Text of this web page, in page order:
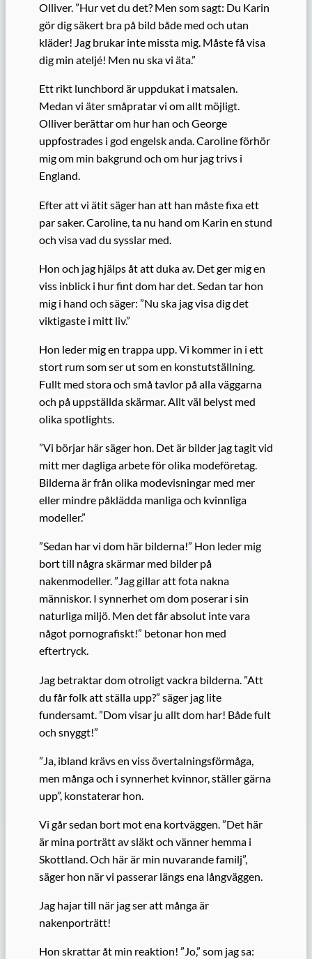
Olliver. ”Hur vet du det? Men som sagt: Du Karin
gör dig säkert bra på bild både med och utan
kläder! Jag brukar inte missta mig. Måste få visa
dig min ateljé! Men nu ska vi äta.”
Ett rikt lunchbord är uppdukat i matsalen.
Medan vi äter småpratar vi om allt möjligt.
Olliver berättar om hur han och George
uppfostrades i god engelsk anda. Caroline förhör
mig om min bakgrund och om hur jag trivs i
England.
Efter att vi ätit säger han att han måste fixa ett
par saker. Caroline, ta nu hand om Karin en stund
och visa vad du sysslar med.
Hon och jag hjälps åt att duka av. Det ger mig en
viss inblick i hur fint dom har det. Sedan tar hon
mig i hand och säger: ”Nu ska jag visa dig det
viktigaste i mitt liv.”
Hon leder mig en trappa upp. Vi kommer in i ett
stort rum som ser ut som en konstutställning.
Fullt med stora och små tavlor på alla väggarna
och på uppställda skärmar. Allt väl belyst med
olika spotlights.
”Vi börjar här säger hon. Det är bilder jag tagit vid
mitt mer dagliga arbete för olika modeföretag.
Bilderna är från olika modevisningar med mer
eller mindre påklädda manliga och kvinnliga
modeller.”
”Sedan har vi dom här bilderna!” Hon leder mig
bort till några skärmar med bilder på
nakenmodeller. ”Jag gillar att fota nakna
människor. I synnerhet om dom poserar i sin
naturliga miljö. Men det får absolut inte vara
något pornografiskt!” betonar hon med
eftertryck.
Jag betraktar dom otroligt vackra bilderna. ”Att
du får folk att ställa upp?” säger jag lite
fundersamt. ”Dom visar ju allt dom har! Både fult
och snyggt!”
”Ja, ibland krävs en viss övertalningsförmåga,
men många och i synnerhet kvinnor, ställer gärna
upp”, konstaterar hon.
Vi går sedan bort mot ena kortväggen. ”Det här
är mina porträtt av släkt och vänner hemma i
Skottland. Och här är min nuvarande familj”,
säger hon när vi passerar längs ena långväggen.
Jag hajar till när jag ser att många är
nakenporträtt!
Hon skrattar åt min reaktion! ”Jo,” som jag sa: